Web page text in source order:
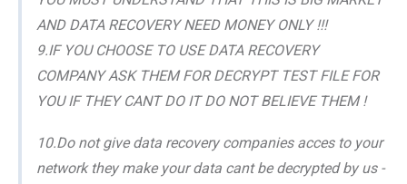
AND DATA RECOVERY NEED MONEY ONLY !!!
9.IF YOU CHOOSE TO USE DATA RECOVERY
COMPANY ASK THEM FOR DECRYPT TEST FILE FOR
YOU IF THEY CANT DO IT DO NOT BELIEVE THEM !
10.Do not give data recovery companies acces to your
network they make your data cant be decrypted by us -